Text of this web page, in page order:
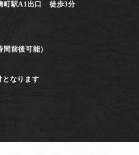
町駅A1出口 徒歩3分
間前後可能）
なります